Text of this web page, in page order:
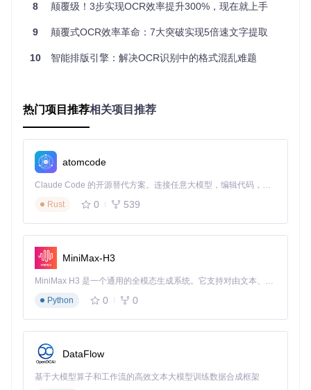
    C -->|代码文本| E[缩进结构保留]
    D --> G[语义分析]
    F --> G
2.2 关键技术参数解析
行高阈值：相邻文本行间距的判定参数，默认值1.2倍行
高，用于区分段落边界
5字符宽度
方向检测算法
80°文本方向
在截图OCR界面中，通过鼠标拖动绘制识别区域，排除水印、
页眉等干扰元素：
点击工具栏"区域选择"按钮
拖动鼠标框选需要识别的文本区域
右键点击区域可设置为"忽略区域"
支持保存区域模板供后续任务复用
图2：Umi-OCR区域选择功能界面
8 颠覆级！3步实现OCR效率提升300%，现在就上手
9 颠覆式OCR效率革命：7大突破实现5倍速文字提取
10 智能排版引擎：解决OCR识别中的格式混乱难题
热门项目推荐相关项目推荐
atomcode
Claude Code 的开源替代方案。连接任意大模型，编辑代码，运行命令，自动验证 — 全自动执行。用 Rust 构建，极致性能。 ｜ An open-source alternative to Claude Code. Connect any LLM, edit code, run commands, and verify changes — autonomously. Built in Rust for speed. Get Started
Rust
0 539
MiniMax-H3
MiniMax H3 是一个通用的全模态生成系统。它支持对由文本、图像、视频和音频组成的多模态上下文进行统一理解，并能生成分辨率高达 2K、时长可达 15 秒的带原生立体声音频的视频。得益于面向任务泛化的系统设计，H3 在预训练阶段就已具备广泛的多模态上下文理解与生成能力，能够出色地执行复杂的多模态指令。
Python
0 0
DataFlow
基于大模型算子和工作流的高效文本大模型训练数据合成框架